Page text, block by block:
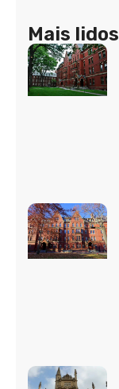
Mais lidos